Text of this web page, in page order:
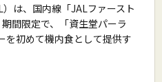
は、国内線「JALファースト
間限定で、「資生堂パーラ
を初めて機内食として提供す